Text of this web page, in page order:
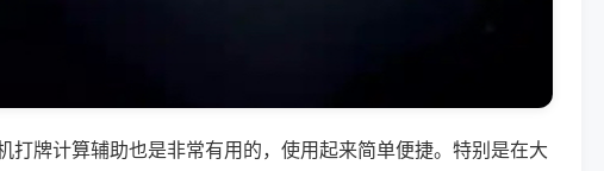
打牌计算辅助也是非常有用的，使用起来简单便捷。特别是在大